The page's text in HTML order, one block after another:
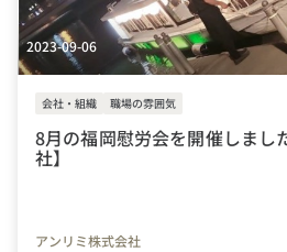
2023-09-06
会社・組織 職場の雰囲気
8月の福岡慰労会を開催しまし
社】
アンリミ株式会社